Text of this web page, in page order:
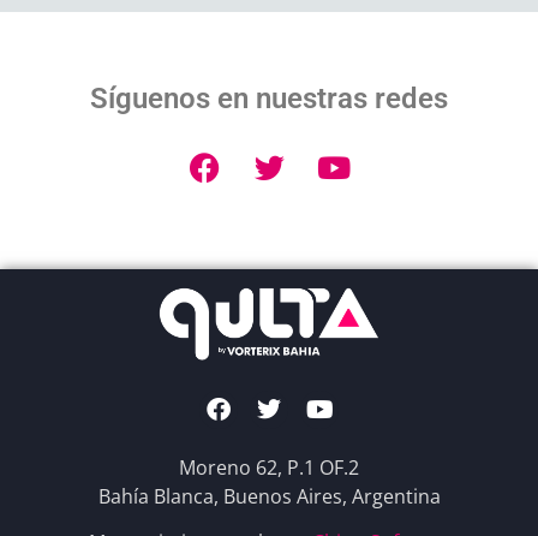
Síguenos en nuestras redes
Moreno 62, P.1 OF.2
Bahía Blanca, Buenos Aires, Argentina